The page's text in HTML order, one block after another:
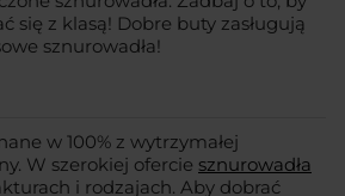
się z klasą! Dobre buty zasługują
sznurowadła!
w 100% z wytrzymałej
W szerokiej ofercie sznurowadła
i rodzajach. Aby dobrać